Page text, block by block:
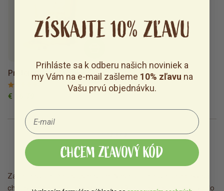
Proteínové palacinky
(54)
€ 16.79
1položiek z 1
Začnite svoje ráno s úsmevom. Naše proteínové palacinky sú
chutným záchrancom každého dňa ? Pripravte si raňajky rýchlo
ZÍSKAJTE 10% ZĽAVU
Prihláste sa k odberu našich noviniek a
my Vám na e-mail zašleme 10% zľavu na
Vašu prvú objednávku.
CHCEM ZĽAVOVÝ KÓD